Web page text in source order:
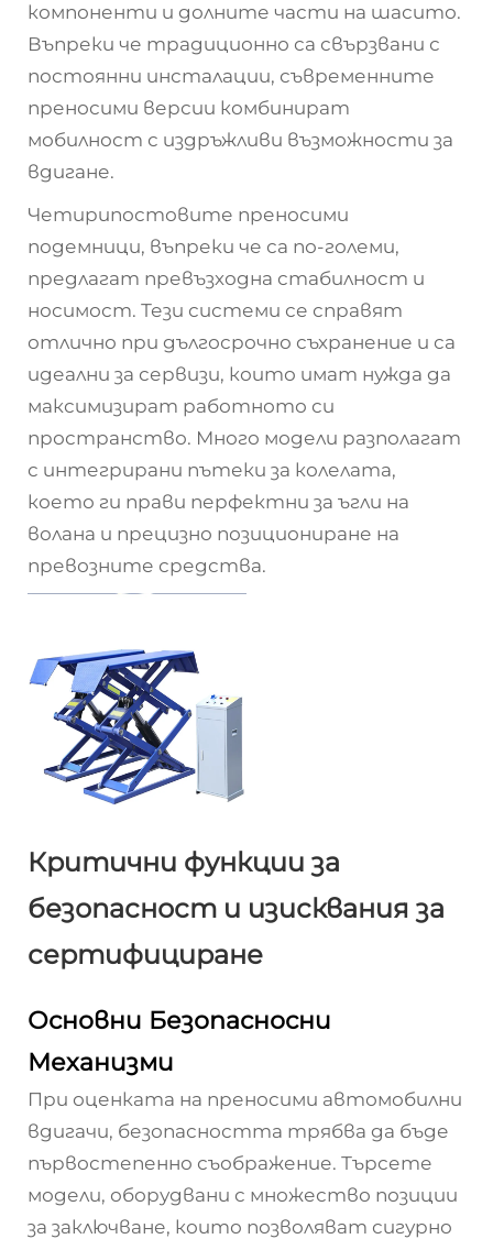
компоненти и долните части на шасито.
Въпреки че традиционно са свързвани с
постоянни инсталации, съвременните
преносими версии комбинират
мобилност с издръжливи възможности за
вдигане.
Четирипостовите преносими
подемници, въпреки че са по-големи,
предлагат превъзходна стабилност и
носимост. Тези системи се справят
отлично при дългосрочно съхранение и са
идеални за сервизи, които имат нужда да
максимизират работното си
пространство. Много модели разполагат
с интегрирани пътеки за колелата,
което ги прави перфектни за ъгли на
волана и прецизно позициониране на
превозните средства.
Критични функции за
безопасност и изисквания за
сертифициране
Основни Безопасносни
Механизми
При оценката на преносими автомобилни
вдигачи, безопасността трябва да бъде
първостепенно съображение. Търсете
модели, оборудвани с множество позиции
за заключване, които позволяват сигурно